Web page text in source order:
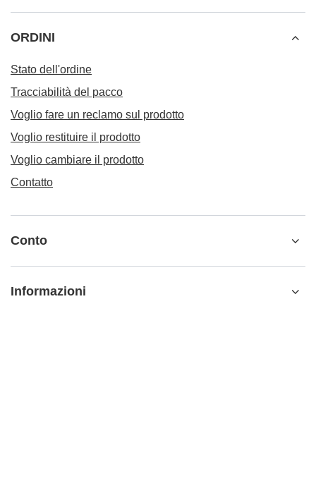
ORDINI
Stato dell'ordine
Tracciabilità del pacco
Voglio fare un reclamo sul prodotto
Voglio restituire il prodotto
Voglio cambiare il prodotto
Contatto
Conto
Informazioni